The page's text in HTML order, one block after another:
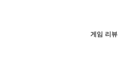
게임 리뷰